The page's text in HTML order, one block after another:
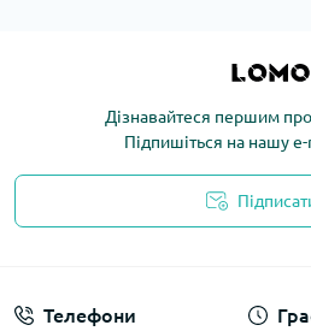
Дізнавайтеся першим про
Підпишіться на нашу
Телефони